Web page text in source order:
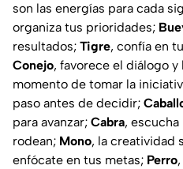
son las energías para cada
organiza tus prioridades;
resultados; Tigre, confía en
Conejo, favorece el diálogo y
momento de tomar la
paso antes de decidir;
para avanzar; Cabra,
rodean; Mono, la creatividad
enfócate en tus metas; Perro